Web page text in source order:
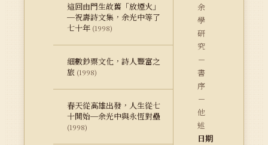
這回由門生故舊「放煙火」
─祝壽詩文集，余光中等了
七十年 (1998)
細數鈔票文化，詩人豐富之
旅 (1998)
春天從高雄出發，人生從七
十開始─余光中與永恆對壘
(1998)
余
學
研
究
－
書
序
－
他
述
日期